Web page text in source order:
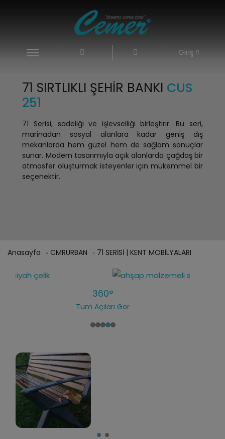
Giriş
71 SIRTLIKLI ŞEHIR BANKI CUS
251
71 Serisi, sadeliği ve işlevselliği birleştirir. Bu seri,
marinadan sosyal alanlara kadar geniş dış
mekanlarda hem güzel hem de sağlam sonuçlar
sunar. Modern tasarımıyla açık alanlarda çağdaş bir
atmosfer oluşturmak isteyenler için mükemmel bir
seçenektir.
Anasayfa CMRURBAN 71 SERİSİ | KENT MOBİLYALARI
360°
Tüm Açıları Gör